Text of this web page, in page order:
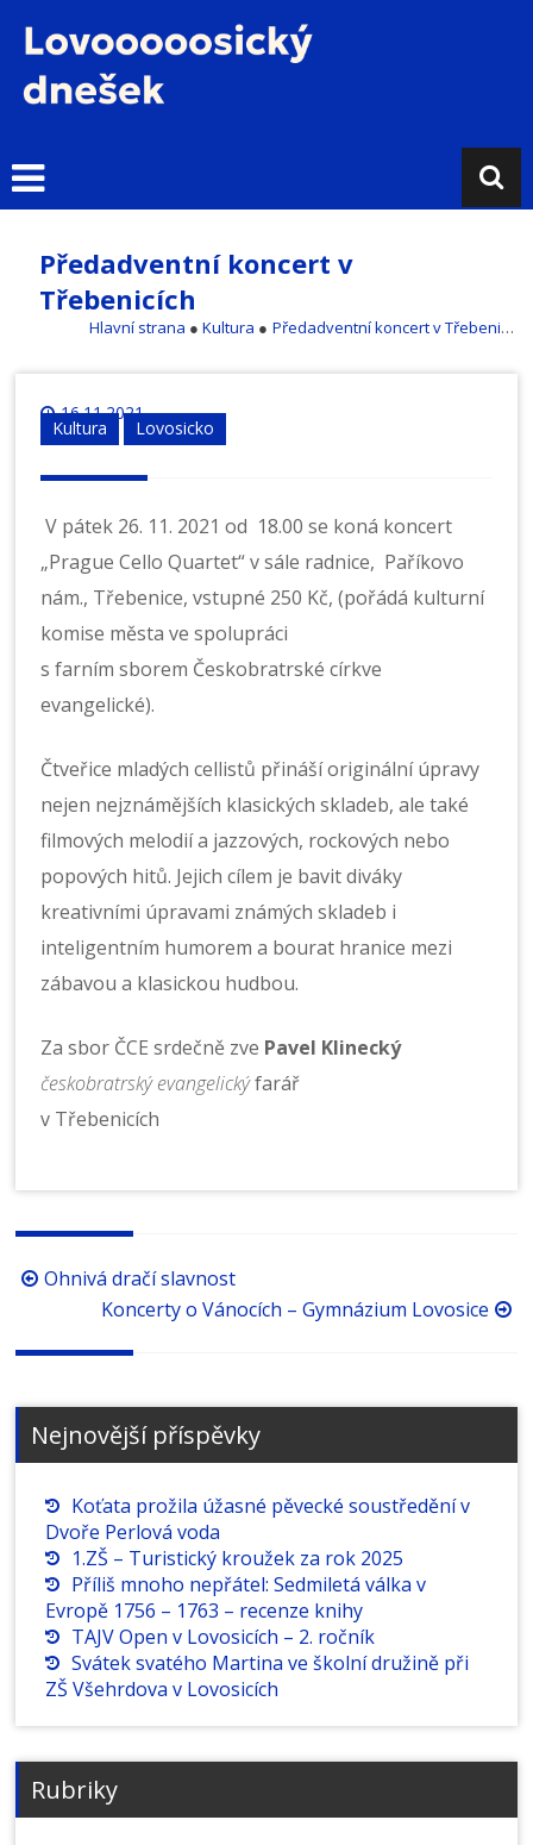
obsahu
L
s
i
c
k
d
n
e
š
e
k
Předadventní koncert v
Třebenicích
Hlavní strana ● Kultura ● Předadventní koncert v Třebenicích
Kultura Lovosicko
16.11.2021
V pátek 26. 11. 2021 od 18.00 se koná koncert
„Prague Cello Quartet“ v sále radnice, Paříkovo
nám., Třebenice, vstupné 250 Kč, (pořádá kulturní
komise města ve spolupráci
s farním sborem Českobratrské církve
evangelické).
Čtveřice mladých cellistů přináší originální úpravy
nejen nejznámějších klasických skladeb, ale také
filmových melodií a jazzových, rockových nebo
popových hitů. Jejich cílem je bavit diváky
kreativními úpravami známých skladeb i
inteligentním humorem a bourat hranice mezi
zábavou a klasickou hudbou.
Za sbor ČCE srdečně zve Pavel Klinecký
českobratrský evangelickýfarář
v Třebenicích
Procházení
příspěvků
Ohnivá dračí slavnost
Koncerty o Vánocích – Gymnázium Lovosice
Nejnovější příspěvky
Koťata prožila úžasné pěvecké soustředění v
Dvoře Perlová voda
1.ZŠ – Turistický kroužek za rok 2025
Příliš mnoho nepřátel: Sedmiletá válka v
Evropě 1756 – 1763 – recenze knihy
TAJV Open v Lovosicích – 2. ročník
Svátek svatého Martina ve školní družině při
ZŠ Všehrdova v Lovosicích
Rubriky